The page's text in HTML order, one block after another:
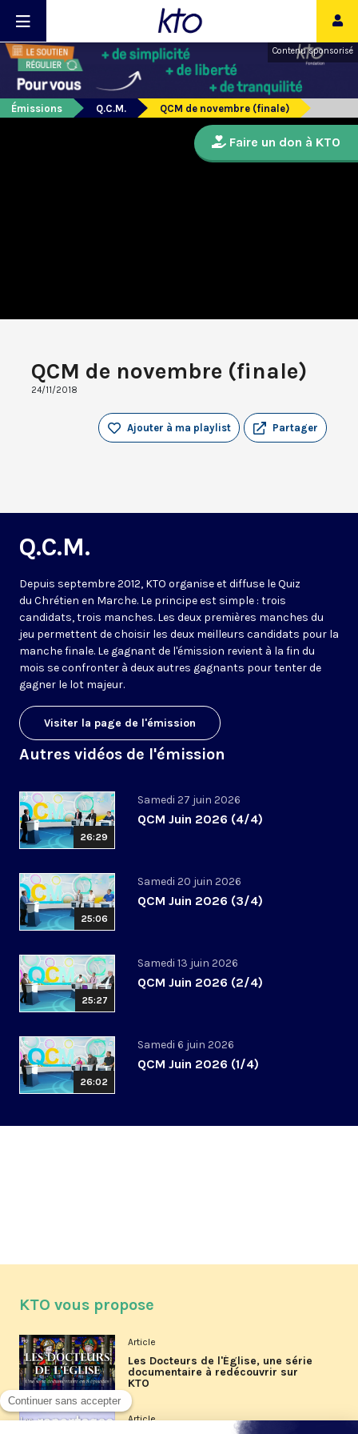
Contenu sponsorisé
Émissions Q.C.M. QCM de novembre (finale)
QCM de novembre (finale)
24/11/2018
Partager
Ajouter à ma playlist
Q.C.M.
Depuis septembre 2012, KTO organise et diffuse le Quiz
du Chrétien en Marche. Le principe est simple : trois
candidats, trois manches. Les deux premières manches du
jeu permettent de choisir les deux meilleurs candidats pour la
manche finale. Le gagnant de l'émission revient à la fin du
mois se confronter à deux autres gagnants pour tenter de
gagner le lot majeur.
Visiter la page de l'émission
Autres vidéos de l'émission
26:29
Samedi 27 juin 2026
QCM Juin 2026 (4/4)
25:06
Samedi 20 juin 2026
QCM Juin 2026 (3/4)
25:27
Samedi 13 juin 2026
QCM Juin 2026 (2/4)
26:02
Samedi 6 juin 2026
QCM Juin 2026 (1/4)
Faire un don à KTO
KTO vous propose
Article
Les Docteurs de l'Église, une série
documentaire à redécouvrir sur
KTO
Article